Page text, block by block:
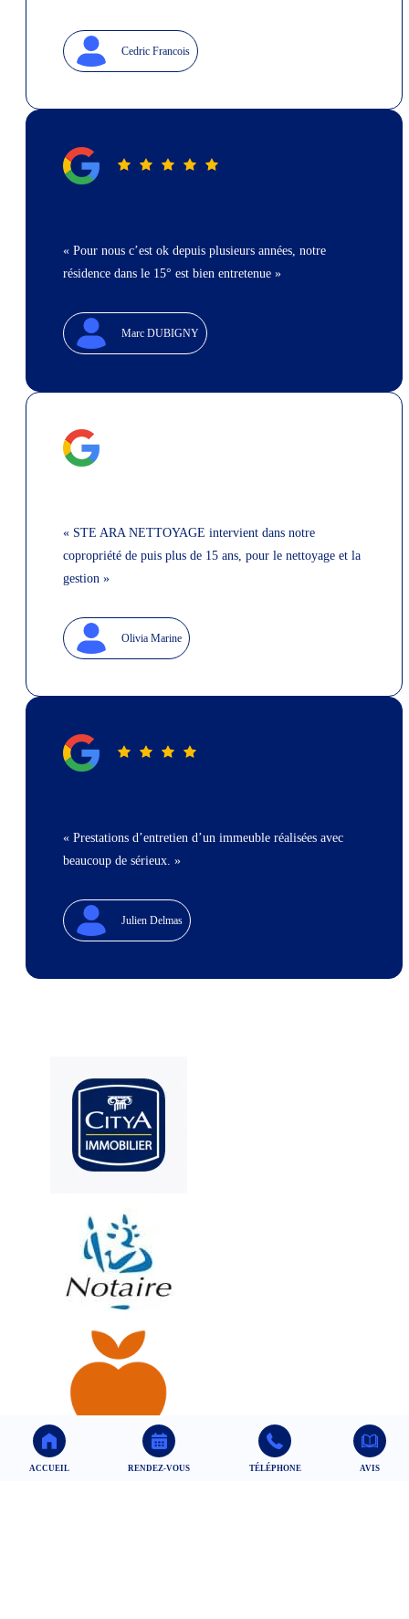
ACCUEIL RENDEZ-VOUS TÉLÉPHONE AVIS
Cedric Francois
« Pour nous c’est ok depuis plusieurs années, notre
résidence dans le 15° est bien entretenue »
Marc DUBIGNY
« STE ARA NETTOYAGE intervient dans notre
copropriété de puis plus de 15 ans, pour le nettoyage et la
gestion »
Olivia Marine
« Prestations d’entretien d’un immeuble réalisées avec
beaucoup de sérieux. »
Julien Delmas